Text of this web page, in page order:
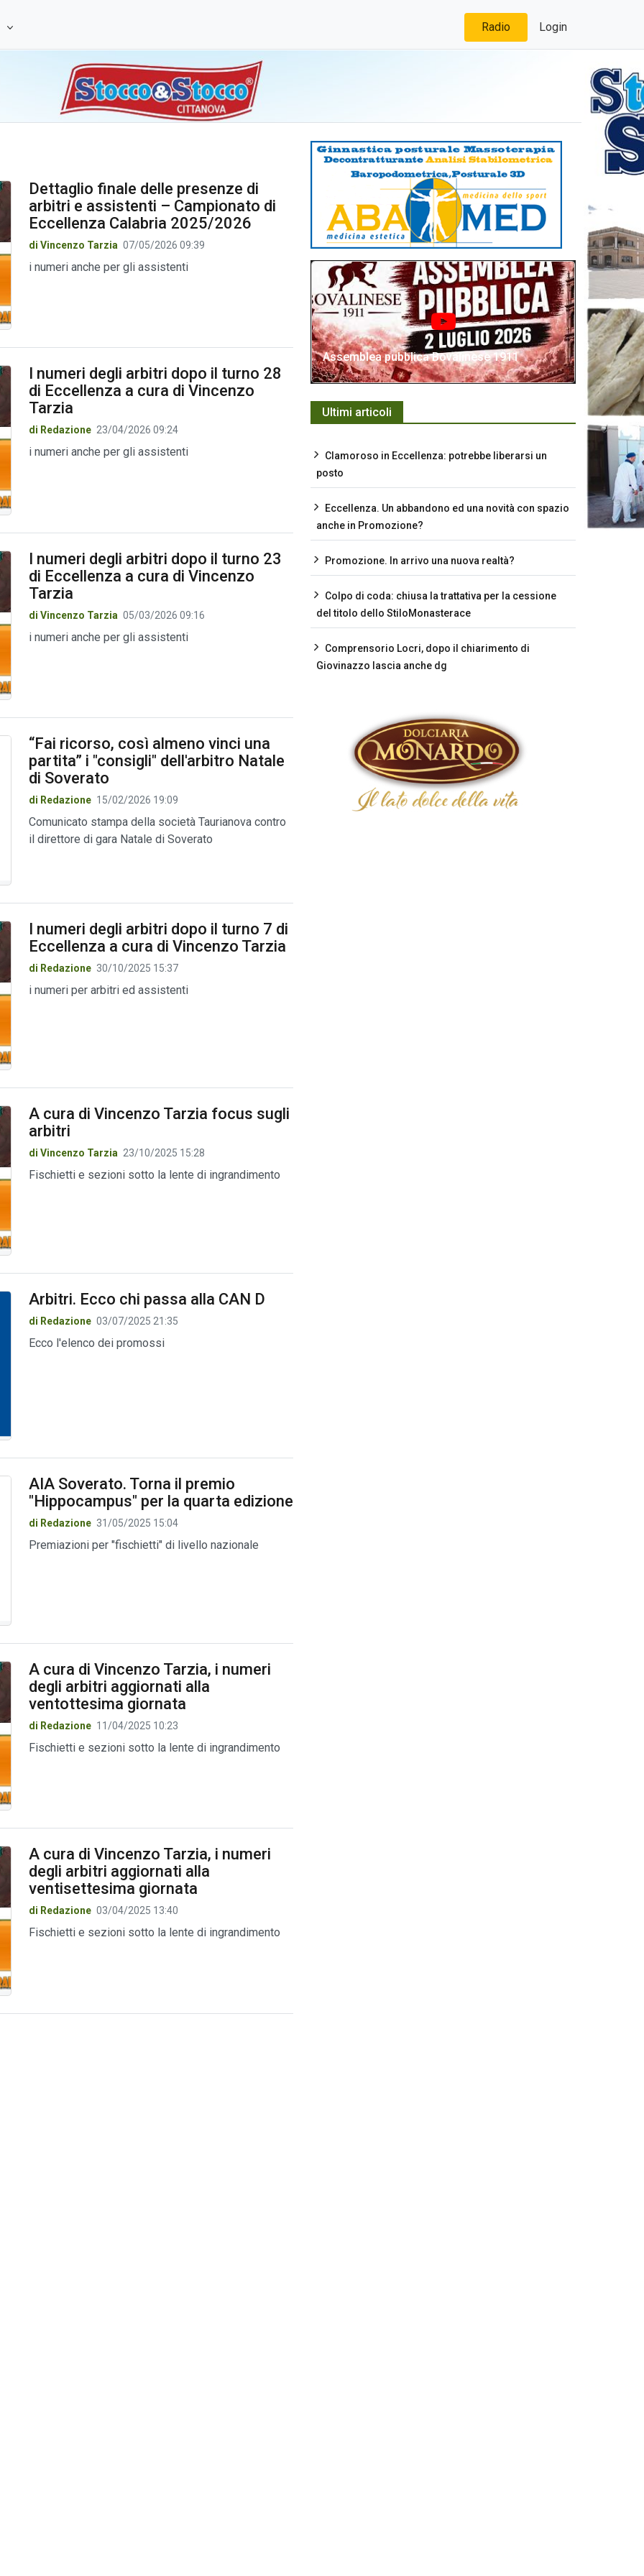
Radio Login
Dettaglio finale delle presenze di
arbitri e assistenti – Campionato di
Eccellenza Calabria 2025/2026
di Vincenzo Tarzia 07/05/2026 09:39
i numeri anche per gli assistenti
I numeri degli arbitri dopo il turno 28
di Eccellenza a cura di Vincenzo
Tarzia
di Redazione 23/04/2026 09:24
i numeri anche per gli assistenti
I numeri degli arbitri dopo il turno 23
di Eccellenza a cura di Vincenzo
Tarzia
di Vincenzo Tarzia 05/03/2026 09:16
i numeri anche per gli assistenti
“Fai ricorso, così almeno vinci una
partita” i "consigli" dell'arbitro Natale
di Soverato
di Redazione 15/02/2026 19:09
Comunicato stampa della società Taurianova contro
il direttore di gara Natale di Soverato
I numeri degli arbitri dopo il turno 7 di
Eccellenza a cura di Vincenzo Tarzia
di Redazione 30/10/2025 15:37
i numeri per arbitri ed assistenti
A cura di Vincenzo Tarzia focus sugli
arbitri
di Vincenzo Tarzia 23/10/2025 15:28
Fischietti e sezioni sotto la lente di ingrandimento
Arbitri. Ecco chi passa alla CAN D
di Redazione 03/07/2025 21:35
Ecco l'elenco dei promossi
AIA Soverato. Torna il premio
"Hippocampus" per la quarta edizione
di Redazione 31/05/2025 15:04
Premiazioni per "fischietti" di livello nazionale
A cura di Vincenzo Tarzia, i numeri
degli arbitri aggiornati alla
ventottesima giornata
di Redazione 11/04/2025 10:23
Fischietti e sezioni sotto la lente di ingrandimento
A cura di Vincenzo Tarzia, i numeri
degli arbitri aggiornati alla
ventisettesima giornata
di Redazione 03/04/2025 13:40
Fischietti e sezioni sotto la lente di ingrandimento
Assemblea pubblica Bovalinese 1911
Ultimi articoli
Clamoroso in Eccellenza: potrebbe liberarsi un
posto
Eccellenza. Un abbandono ed una novità con spazio
anche in Promozione?
Promozione. In arrivo una nuova realtà?
Colpo di coda: chiusa la trattativa per la cessione
del titolo dello StiloMonasterace
Comprensorio Locri, dopo il chiarimento di
Giovinazzo lascia anche dg